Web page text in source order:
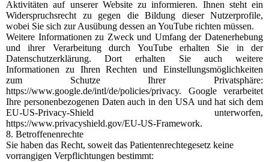
Aktivitäten auf unserer Website zu informieren. Ihnen steht ein
Widerspruchsrecht zu gegen die Bildung dieser Nutzerprofile,
wobei Sie sich zur Ausübung dessen an YouTube richten müssen.
Weitere Informationen zu Zweck und Umfang der Datenerhebung
und ihrer Verarbeitung durch YouTube erhalten Sie in der
Datenschutzerklärung. Dort erhalten Sie auch weitere
Informationen zu Ihren Rechten und Einstellungsmöglichkeiten
zum Schutze Ihrer Privatsphäre:
https://www.google.de/intl/de/policies/privacy. Google verarbeitet
Ihre personenbezogenen Daten auch in den USA und hat sich dem
EU-US-Privacy-Shield unterworfen,
https://www.privacyshield.gov/EU-US-Framework.
8. Betroffenenrechte
Sie haben das Recht, soweit das Patientenrechtegesetz keine
vorrangigen Verpflichtungen bestimmt: